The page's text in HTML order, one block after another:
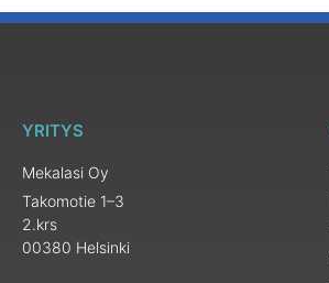
YRITYS
Mekalasi Oy
Takomotie 1–3
2.krs
00380 Helsinki